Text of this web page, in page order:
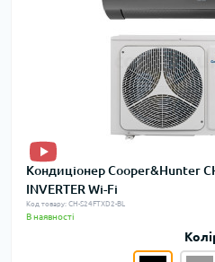
Кондиціонер Cooper&Hunter
INVERTER Wi-Fi
Код товару: CH-S24FTXD2-BL
В наявності